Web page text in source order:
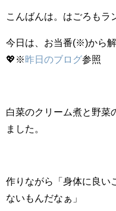
こんばんは。はごろもラ
今日は、お当番(※)から
💖※昨日のブログ参照
白菜のクリーム煮と野菜
ました。
作りながら「身体に良い
ないもんだなぁ」